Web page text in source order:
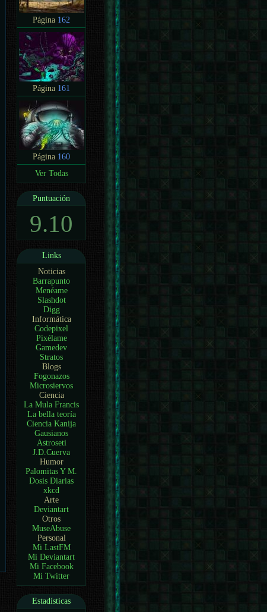
Página 162
Página 161
Página 160
Ver Todas
Puntuación
9.10
Links
Noticias
Barrapunto
Menéame
Slashdot
Digg
Informática
Codepixel
Pixélame
Gamedev
Stratos
Blogs
Fogonazos
Microsiervos
Ciencia
La Mula Francis
La bella teoría
Ciencia Kanija
Gausianos
Astroseti
J.D.Cuerva
Humor
Palomitas Y M.
Dosis Diarias
xkcd
Arte
Deviantart
Otros
MuseAbuse
Personal
Mi LastFM
Mi Deviantart
Mi Facebook
Mi Twitter
Estadísticas